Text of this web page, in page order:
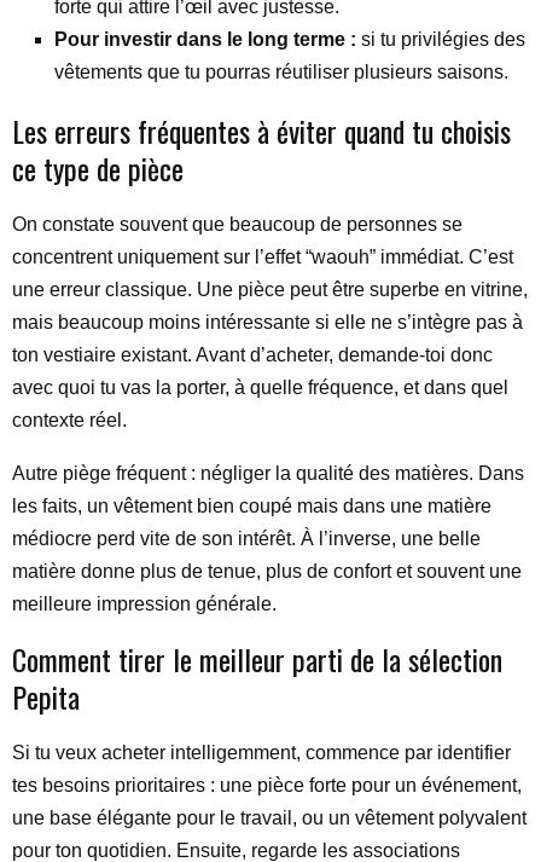
forte qui attire l’œil avec justesse.
Pour investir dans le long terme : si tu privilégies des
vêtements que tu pourras réutiliser plusieurs saisons.
Les erreurs fréquentes à éviter quand tu choisis
ce type de pièce
On constate souvent que beaucoup de personnes se
concentrent uniquement sur l’effet “waouh” immédiat. C’est
une erreur classique. Une pièce peut être superbe en vitrine,
mais beaucoup moins intéressante si elle ne s’intègre pas à
ton vestiaire existant. Avant d’acheter, demande-toi donc
avec quoi tu vas la porter, à quelle fréquence, et dans quel
contexte réel.
Autre piège fréquent : négliger la qualité des matières. Dans
les faits, un vêtement bien coupé mais dans une matière
médiocre perd vite de son intérêt. À l’inverse, une belle
matière donne plus de tenue, plus de confort et souvent une
meilleure impression générale.
Comment tirer le meilleur parti de la sélection
Pepita
Si tu veux acheter intelligemment, commence par identifier
tes besoins prioritaires : une pièce forte pour un événement,
une base élégante pour le travail, ou un vêtement polyvalent
pour ton quotidien. Ensuite, regarde les associations